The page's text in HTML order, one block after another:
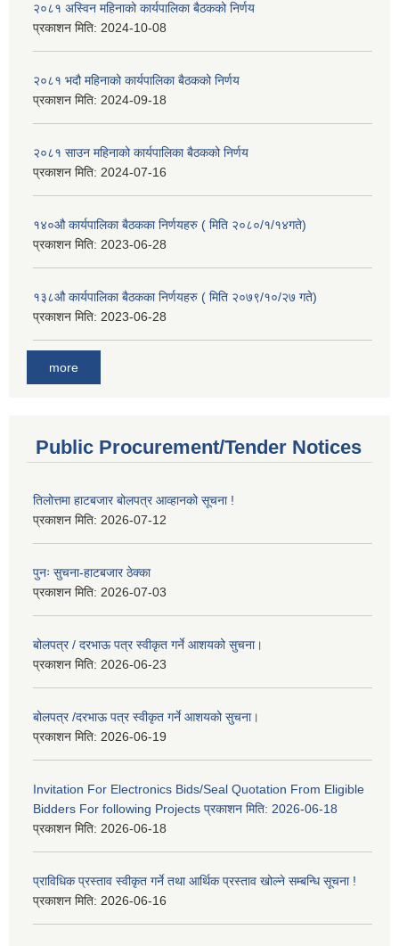
२०८१ अस्विन महिनाको कार्यपालिका बैठकको निर्णय
प्रकाशन मिति: 2024-10-08
२०८१ भदौ महिनाको कार्यपालिका बैठकको निर्णय
प्रकाशन मिति: 2024-09-18
२०८१ साउन महिनाको कार्यपालिका बैठकको निर्णय
प्रकाशन मिति: 2024-07-16
१४०औ कार्यपालिका बैठकका निर्णयहरु ( मिति २०८०/१/१४गते)
प्रकाशन मिति: 2023-06-28
१३८औ कार्यपालिका बैठकका निर्णयहरु ( मिति २०७९/१०/२७ गते)
प्रकाशन मिति: 2023-06-28
more
Public Procurement/Tender Notices
तिलोत्तमा हाटबजार बोलपत्र आव्हानको सूचना !
प्रकाशन मिति: 2026-07-12
पुनः सुचना-हाटबजार ठेक्का
प्रकाशन मिति: 2026-07-03
बोलपत्र / दरभाऊ पत्र स्वीकृत गर्ने आशयको सुचना।
प्रकाशन मिति: 2026-06-23
बोलपत्र /दरभाऊ पत्र स्वीकृत गर्ने आशयको सुचना।
प्रकाशन मिति: 2026-06-19
Invitation For Electronics Bids/Seal Quotation From Eligible
Bidders For following Projects प्रकाशन मिति: 2026-06-18
प्रकाशन मिति: 2026-06-18
प्राविधिक प्रस्ताव स्वीकृत गर्ने तथा आर्थिक प्रस्ताव खोल्ने सम्बन्धि सूचना !
प्रकाशन मिति: 2026-06-16